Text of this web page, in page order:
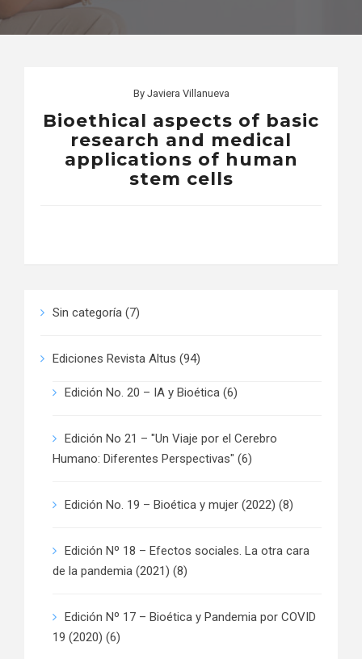
By Javiera Villanueva
Bioethical aspects of basic
research and medical
applications of human
stem cells
Sin categoría (7)
Ediciones Revista Altus (94)
Edición No. 20 – IA y Bioética (6)
Edición No 21 – "Un Viaje por el Cerebro
Humano: Diferentes Perspectivas" (6)
Edición No. 19 – Bioética y mujer (2022) (8)
Edición Nº 18 – Efectos sociales. La otra cara
de la pandemia (2021) (8)
Edición Nº 17 – Bioética y Pandemia por COVID
19 (2020) (6)